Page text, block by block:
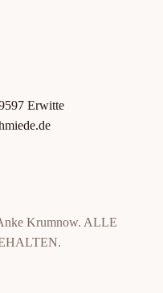
Erwitte
Krumnow. ALLE